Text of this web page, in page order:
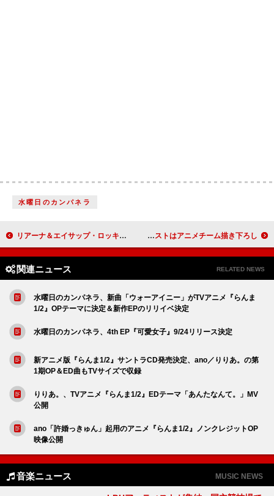
水曜日のカンパネラ
リアーナ＆エイサップ・ロッキー、第3子となる娘が誕生 幾田りら、『SPY×FAMILY』Season 3のED主題歌「Actor」CD発売決定 イラストはアニメチーム描き下ろし
関連ニュース RELATED NEWS
水曜日のカンパネラ、新曲「ウォーアイニー」がTVアニメ『らんま
1/2』OPテーマに決定＆新作EPのリリイベ決定
水曜日のカンパネラ、4th EP『可愛女子』9/24リリース決定
新アニメ版『らんま1/2』サントラCD発売決定、ano／りりあ。の第
1期OP＆ED曲もTVサイズで収録
りりあ。、TVアニメ『らんま1/2』EDテーマ「あんたなんて。」MV
公開
ano「許婚っきゅん」起用のアニメ『らんま1/2』ノンクレジットOP
映像公開
音楽ニュース MUSIC NEWS